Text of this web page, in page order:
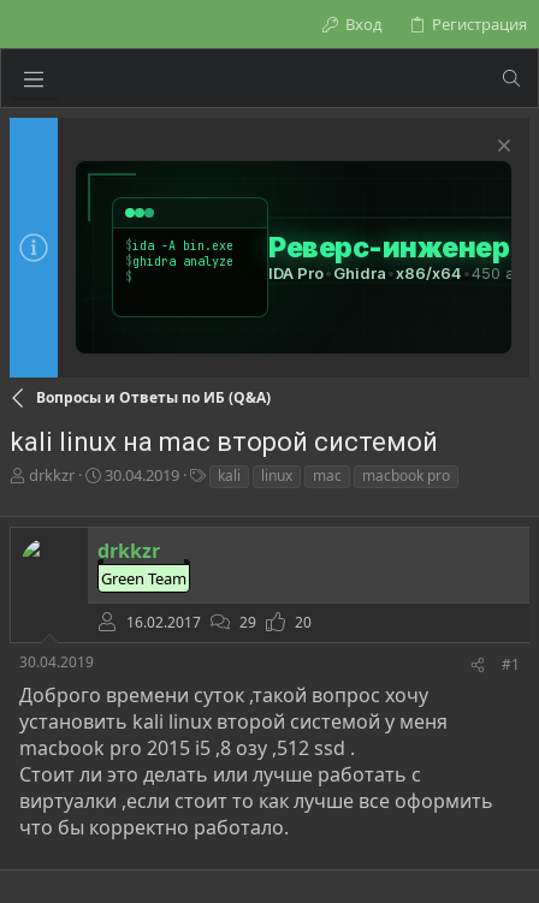
Вход Регистрация
Вопросы и Ответы по ИБ (Q&A)
kali linux на mac второй системой
А
т
о
р
ы
drkkzr
Д
т
а
н
а
ч
а
л
30.04.2019
г
kali linux mac macbook pro
drkkzr
Green Team
16.02.2017 29
20
30.04.2019
#1
Доброго времени суток ,такой вопрос хочу
установить kali linux второй системой у меня
macbook pro 2015 i5 ,8 озу ,512 ssd .
Стоит ли это делать или лучше работать с
виртуалки ,если стоит то как лучше все оформить
что бы корректно работало.